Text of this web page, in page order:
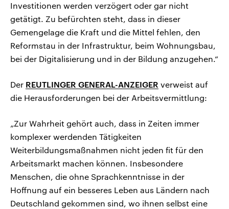
Investitionen werden verzögert oder gar nicht
getätigt. Zu befürchten steht, dass in dieser
Gemengelage die Kraft und die Mittel fehlen, den
Reformstau in der Infrastruktur, beim Wohnungsbau,
bei der Digitalisierung und in der Bildung anzugehen.“
Der REUTLINGER GENERAL-ANZEIGER verweist auf
die Herausforderungen bei der Arbeitsvermittlung:
„Zur Wahrheit gehört auch, dass in Zeiten immer
komplexer werdenden Tätigkeiten
Weiterbildungsmaßnahmen nicht jeden fit für den
Arbeitsmarkt machen können. Insbesondere
Menschen, die ohne Sprachkenntnisse in der
Hoffnung auf ein besseres Leben aus Ländern nach
Deutschland gekommen sind, wo ihnen selbst eine